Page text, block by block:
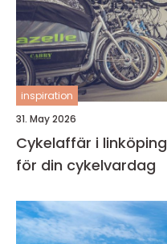
inspiration
31. May 2026
Cykelaffär i linköping så väljer du rätt butik
för din cykelvardag